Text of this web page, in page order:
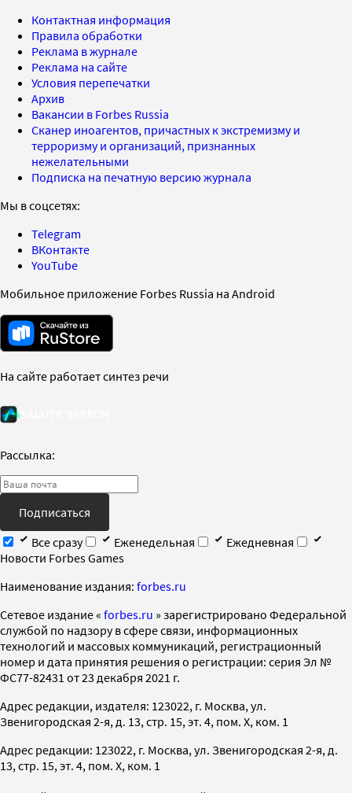
Контактная информация
Правила обработки
Реклама в журнале
Реклама на сайте
Условия перепечатки
Архив
Вакансии в Forbes Russia
Сканер иноагентов, причастных к экстремизму и
терроризму и организаций, признанных
нежелательными
Подписка на печатную версию журнала
Мы в соцсетях:
Telegram
ВКонтакте
YouTube
Мобильное приложение Forbes Russia на Android
На сайте работает синтез речи
Рассылка:
Подписаться
Все сразу
Еженедельная
Ежедневная
Новости Forbes Games
Наименование издания: forbes.ru
Cетевое издание « forbes.ru » зарегистрировано Федеральной
службой по надзору в сфере связи, информационных
технологий и массовых коммуникаций, регистрационный
номер и дата принятия решения о регистрации: серия Эл №
ФС77-82431 от 23 декабря 2021 г.
Адрес редакции, издателя: 123022, г. Москва, ул.
Звенигородская 2-я, д. 13, стр. 15, эт. 4, пом. X, ком. 1
Адрес редакции: 123022, г. Москва, ул. Звенигородская 2-я, д.
13, стр. 15, эт. 4, пом. X, ком. 1